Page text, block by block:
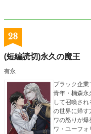
28
(短編読切)永久の魔王
有永
ブラック企
青年・楠森永
して召喚さ
の世界に帰す
ワの怒りが爆
ワ・ユーフ